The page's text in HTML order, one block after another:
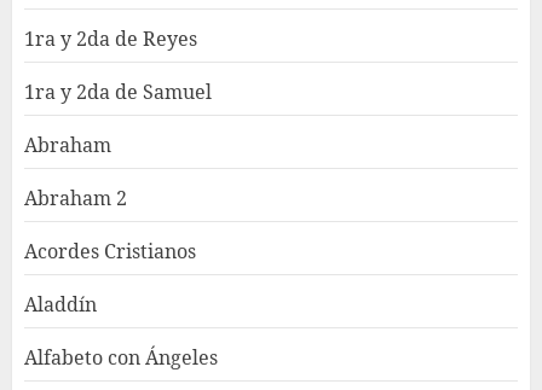
1ra y 2da de Reyes
1ra y 2da de Samuel
Abraham
Abraham 2
Acordes Cristianos
Aladdín
Alfabeto con Ángeles